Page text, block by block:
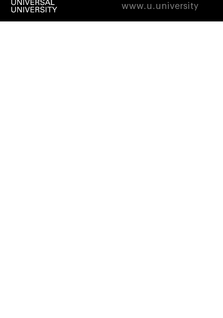
www.u.university